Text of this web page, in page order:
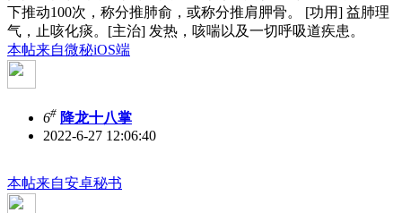
下推动100次，称分推肺俞，或称分推肩胛骨。 [功用] 益肺理
气，止咳化痰。[主治] 发热，咳喘以及一切呼吸道疾患。
本帖来自微秘iOS端
6# 降龙十八掌
2022-6-27 12:06:40
本帖来自安卓秘书